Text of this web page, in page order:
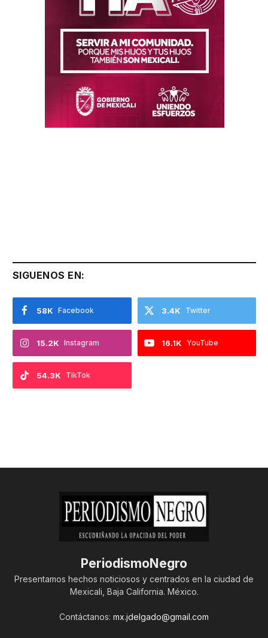
SIGUENOS EN:
Facebook
58K Twitter
3.4K
Instagram
15.2K YouTube
16.1K
TikTok
54.3K
PeriodismoNegro
Presentamos hechos noticiosos y centrados en la ciudad de
Mexicali, Baja California. México.
Contáctanos: mx.jdelgado@gmail.com